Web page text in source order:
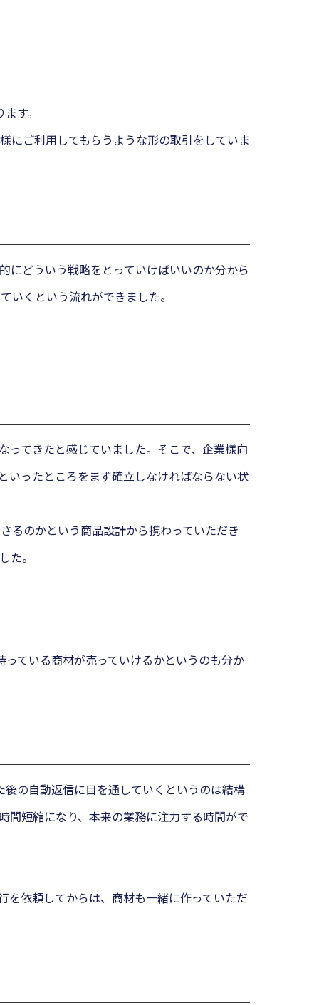
す。
にご利用してもらうような形の取引をしていま
にどういう戦略をとっていけばいいのか分から
くという流れができました。
てきたと感じていました。そこで、企業様向
いったところをまず確立しなければならない状
るのかという商品設計から携わっていただき
た。
ている商材が売っていけるかというのも分か
の自動返信に目を通していくというのは結構
間短縮になり、本来の業務に注力する時間がで
を依頼してからは、商材も一緒に作っていただ